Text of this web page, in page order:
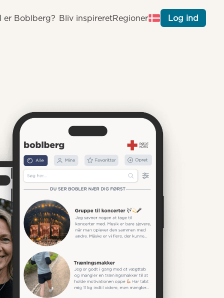
er Boblberg? Bliv inspireretRegioner Log ind